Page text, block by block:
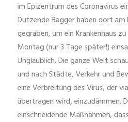
im Epizentrum des Coronavirus
Dutzende Bagger haben dort am
gegraben, um ein Krankenhaus
Montag (nur 3 Tage später!)
Unglaublich. Die ganze Welt
und nach Städte, Verkehr und
eine Verbreitung des Virus, der
übertragen wird, einzudämmen.
einschneidende Maßnahmen,